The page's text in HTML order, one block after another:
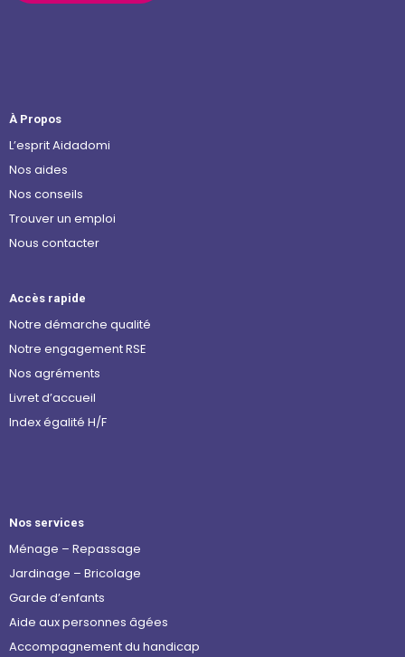
À Propos
L’esprit Aidadomi
Nos aides
Nos conseils
Trouver un emploi
Nous contacter
Accès rapide
Notre démarche qualité
Notre engagement RSE
Nos agréments
Livret d’accueil
Index égalité H/F
Nos services
Ménage – Repassage
Jardinage – Bricolage
Garde d’enfants
Aide aux personnes âgées
Accompagnement du handicap